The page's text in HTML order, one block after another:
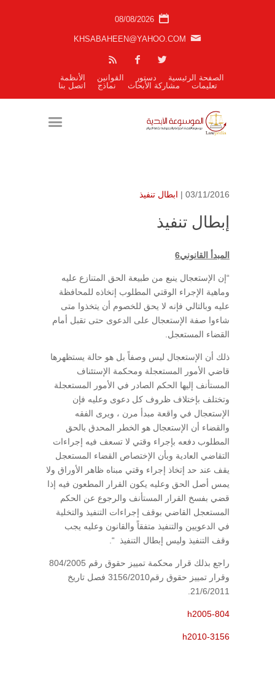
08/08/2026
KHSABAHEEN@YAHOO.COM
الصفحة الرئيسية دستور القوانين
الأنظمة
تعليمات
مشاركة الأبحاث نماذج اتصل بنا
03/11/2016 | ابطال تنفيذ
إبطال تنفيذ
المبدأ القانوني6
“إن الإستعجال ينبع من طبيعة الحق المتنازع عليه
وماهية الإجراء الوقتي المطلوب إتخاذه للمحافظة
عليه وبالتالي فإنه لا يحق للخصوم أن يتخذوا متى
شاءوا صفة الإستعجال على الدعوى حتى تقبل أمام
القضاء المستعجل.
ذلك أن الإستعجال ليس وصفاً بل هو حالة يستظهرها
قاضي الأمور المستعجلة ومحكمة الإستئناف
المستأنف إليها الحكم الصادر في الأمور المستعجلة
وتختلف بإختلاف ظروف كل دعوى وعليه فإن
الإستعجال في واقعة مبدأ مرن ، ويرى الفقه
والقضاء أن الإستعجال هو الخطر المحدق بالحق
المطلوب دفعه بإجراء وقتي لا تسعف فيه إجراءات
التقاضي العادية وبأن الإختصاص القضاء المستعجل
يقف عند حد إتخاذ إجراء وقتي مبناه ظاهر الأوراق ولا
يمس أصل الحق وعليه يكون القرار المطعون فيه إذا
قضي بفسخ القرار المستأنف والرجوع عن الحكم
المستعجل القاضي بوقف إجراءات التنفيذ والتخلية
في الدعويين والتنفيذ متفقاً والقانون وعليه يجب
وقف التنفيذ وليس إبطال التنفيذ “.
راجع بذلك قرار محكمة تمييز حقوق رقم 804/2005
وقرار تمييز حقوق رقم3156/2010 فصل تاريخ
21/6/2011.
h2005-804
h2010-3156